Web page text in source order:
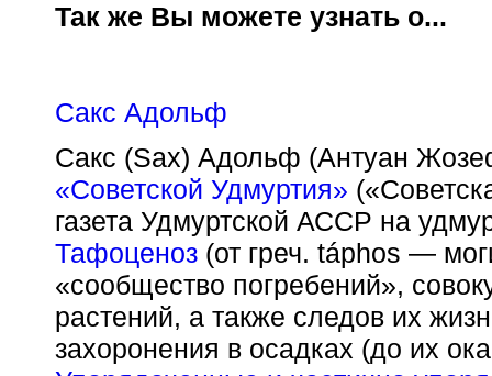
Так же Вы можете узнать о...
Сакс Адольф
Сакс (Sax) Адольф (Антуан
«Советской Удмуртия»
газета Удмуртской АССР на
Тафоценоз (от греч. táphos —
«сообщество погребений»,
растений, а также следов их
захоронения в осадках (до их